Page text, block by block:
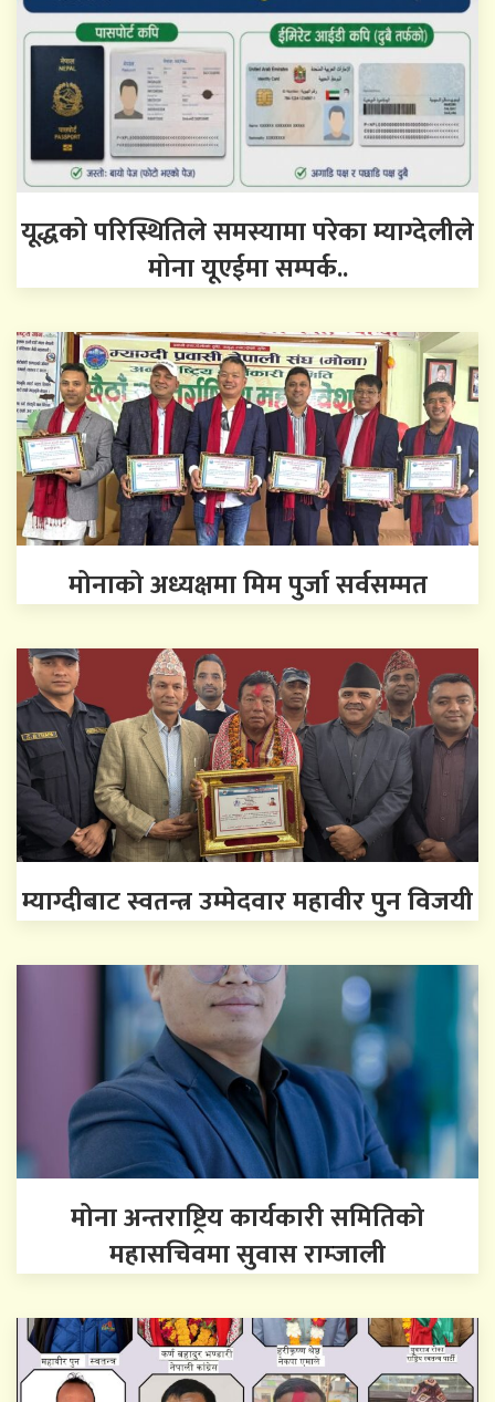
यूद्धको परिस्थितिले समस्यामा परेका म्याग्देलीले
मोना यूएईमा सम्पर्क..
मोनाको अध्यक्षमा मिम पुर्जा सर्वसम्मत
म्याग्दीबाट स्वतन्त्र उम्मेदवार महावीर पुन विजयी
मोना अन्तराष्ट्रिय कार्यकारी समितिको
महासचिवमा सुवास राम्जाली